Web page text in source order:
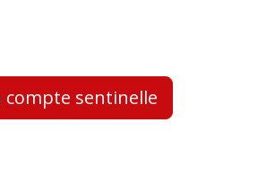
compte sentinelle